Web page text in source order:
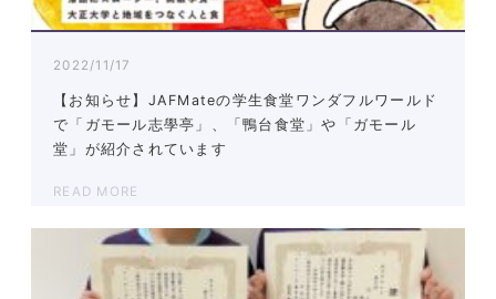
2022/11/17
【お知らせ】JAFMateの学生食堂ワンダフルワールド
で「ガモール志學亭」、「鴨台食堂」や「ガモール
堂」が紹介されています
READ MORE